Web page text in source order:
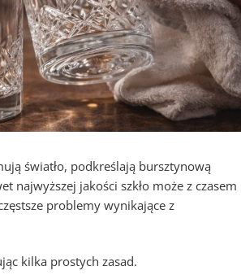
światło, podkreślają bursztynową
najwyższej jakości szkło może z czasem
problemy wynikające z
kilka prostych zasad.